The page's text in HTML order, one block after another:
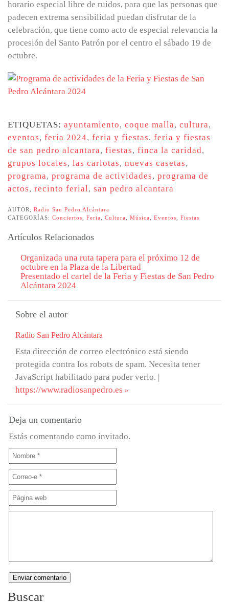
horario especial libre de ruidos, para que las personas que
padecen extrema sensibilidad puedan disfrutar de la
celebración, que tiene como acto de especial relevancia la
procesión del Santo Patrón por el centro el sábado 19 de
octubre.
ETIQUETAS: ayuntamiento, coque malla, cultura,
eventos, feria 2024, feria y fiestas, feria y fiestas
de san pedro alcantara, fiestas, finca la caridad,
grupos locales, las carlotas, nuevas casetas,
programa, programa de actividades, programa de
actos, recinto ferial, san pedro alcantara
AUTOR; Radio San Pedro Alcántara
CATEGORÍAS: Conciertos Feria Cultura Música Eventos Fiestas
Artículos Relacionados
Organizada una ruta tapera para el próximo 12 de
octubre en la Plaza de la Libertad
Presentado el cartel de la Feria y Fiestas de San Pedro
Alcántara 2024
Sobre el autor
Radio San Pedro Alcántara
Esta dirección de correo electrónico está siendo
protegida contra los robots de spam. Necesita tener
JavaScript habilitado para poder verlo. |
https://www.radiosanpedro.es
Deja un comentario
Estás comentando como invitado.
Buscar